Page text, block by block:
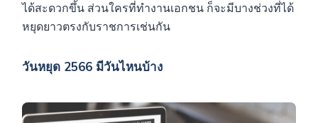
ได้สะดวกขึ้น ส่วนใครที่ทำงานเอกชน ก็จะมีบางช่วงที่ได้
หยุดยาวตรงกับราชการเช่นกัน
วันหยุด 2566 มีวันไหนบ้าง